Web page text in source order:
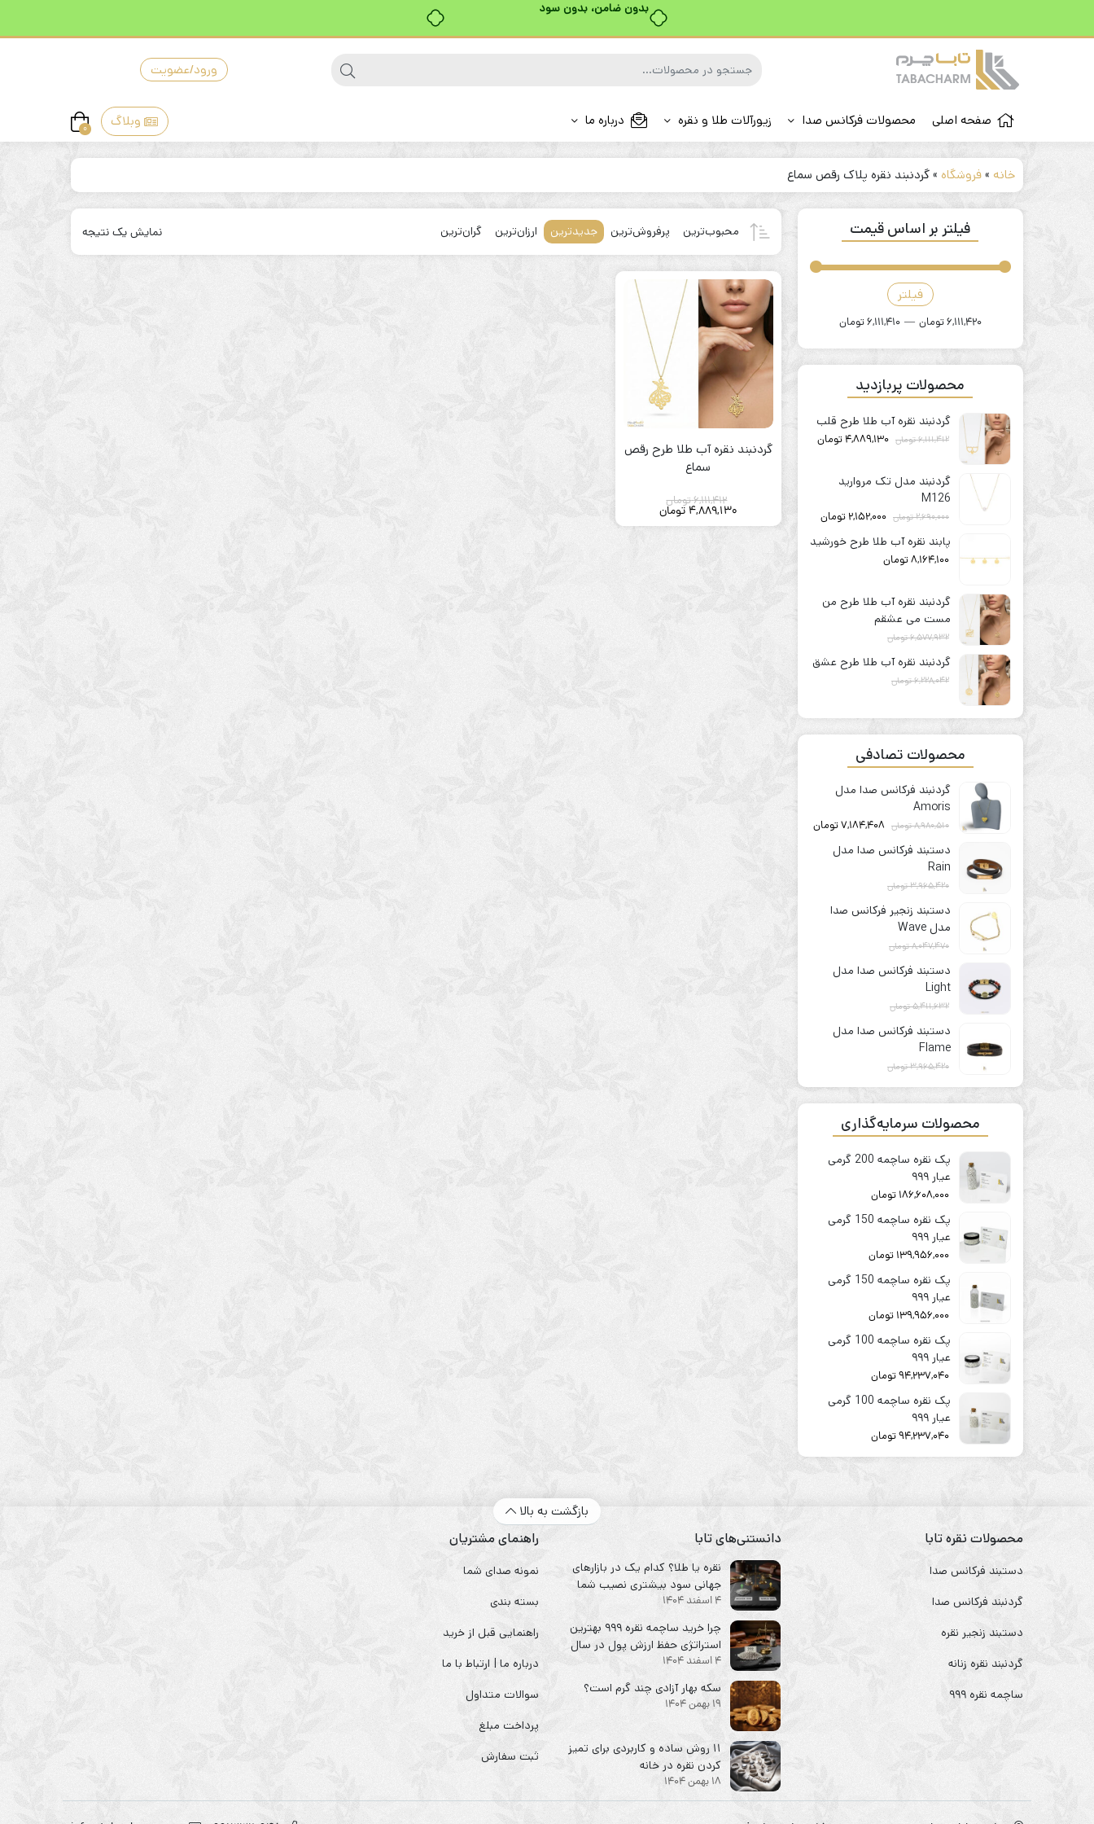
بدون ضامن، بدون سود
ورود/عضویت
صفحه اصلی محصولات فرکانس صدا زیورآلات طلا و نقره درباره ما وبلاگ 0
خانه »فروشگاه »گردنبند نقره پلاک رقص سماع
محبوب‌ترین پرفروش‌ترین جدیدترین ارزان‌ترین گران‌ترین نمایش یک نتیجه
گردنبند نقره آب طلا طرح رقص
سماع
6,111,412تومان
4,889,130 تومان
فیلتر بر اساس قیمت
کمتر
بیشتر
فیلتر
6,111,410 تومان — 6,111,420 تومان
محصولات پربازدید
گردنبند نقره آب طلا طرح قلب
6,111,412تومان 4,889,130 تومان
گردنبند مدل تک مروارید
M126
2,690,000تومان 2,152,000 تومان
پابند نقره آب طلا طرح خورشید
8,164,100تومان
گردنبند نقره آب طلا طرح من
مست می عشقم
6,577,932تومان
5,262,346 تومان
گردنبند نقره آب طلا طرح عشق
6,228,042تومان
محصولات تصادفی
گردنبند فرکانس صدا مدل
Amoris
8,980,510تومان 7,184,408تومان
دستبند فرکانس صدا مدل
Rain
3,965,420تومان
3,172,336 تومان
دستبند زنجیر فرکانس صدا
مدل Wave
8,047,470تومان
6,437,976 تومان
دستبند فرکانس صدا مدل
Light
5,411,632تومان
4,329,306تومان
دستبند فرکانس صدا مدل
Flame
3,965,420تومان
3,172,336تومان
محصولات سرمایه‌گذاری
پک نقره ساچمه 200 گرمی
عیار ۹۹۹
186,608,000 تومان
پک نقره ساچمه 150 گرمی
عیار ۹۹۹
139,956,000 تومان
پک نقره ساچمه 150 گرمی
عیار ۹۹۹
139,956,000 تومان
پک نقره ساچمه 100 گرمی
عیار ۹۹۹
94,237,040تومان
پک نقره ساچمه 100 گرمی
عیار ۹۹۹
94,237,040تومان
بازگشت به بالا
محصولات نقره تابا
دستبند فرکانس صدا
گردنبند فرکانس صدا
دستبند زنجیر نقره
گردنبند نقره زنانه
ساچمه نقره ۹۹۹
دانستنی‌های تابا
نقره یا طلا؟ کدام یک در بازارهای
جهانی سود بیشتری نصیب شما
می‌کند؟
4 اسفند 1404
چرا خرید ساچمه نقره ۹۹۹ بهترین
استراتژی حفظ ارزش پول در سال
۱۴۰۴ است؟
4 اسفند 1404
سکه‌ بهار آزادی چند گرم است؟
19 بهمن 1404
۱۱ روش ساده و کاربردی برای تمیز
کردن نقره در خانه
18 بهمن 1404
راهنمای مشتریان
نمونه صدای شما
بسته بندی
راهنمایی قبل از خرید
درباره ما | ارتباط با ما
سوالات متداول
پرداخت مبلغ
ثبت سفارش